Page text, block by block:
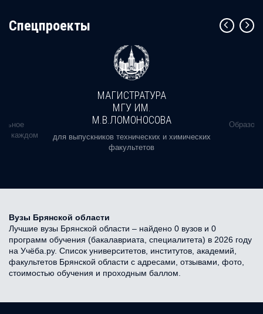
Cпецпроекты
в каждом
МАГИСТРАТУРА
МГУ ИМ.
М.В.ЛОМОНОСОВА
для выпускников технических и химических
факультетов
Вузы Брянской области
Лучшие вузы Брянской области – найдено 0 вузов и 0
программ обучения (бакалавриата, специалитета) в 2026 году
на Учёба.ру. Список университетов, институтов, академий,
факультетов Брянской области с адресами, отзывами, фото,
стоимостью обучения и проходным баллом.